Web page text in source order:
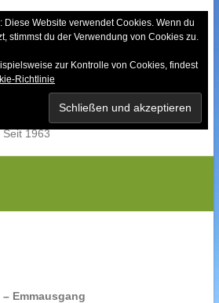
Wald-
Seit 1963
Emmausgang
Diese Website verwendet Cookies. Wenn du
stimmst du der Verwendung von Cookies zu.
zur Kontrolle von Cookies, findest
Richtlinie